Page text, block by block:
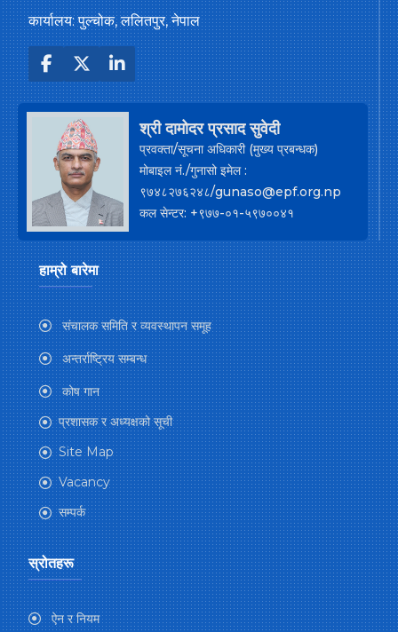
कार्यालय: पुल्चोक, ललितपुर, नेपाल
श्री दामोदर प्रसाद सुवेदी
प्रवक्ता/सूचना अधिकारी (मुख्य प्रबन्धक)
मोबाइल नं./गुनासो इमेल :
९७४८२७६२४८/gunaso@epf.org.np
कल सेन्टर: +९७७-०१-५९७००४१
हाम्रो बारेमा
संचालक समिति र व्यवस्थापन समूह
अन्तर्राष्ट्रिय सम्बन्ध
कोष गान
प्रशासक र अध्यक्षको सूची
Site Map
Vacancy
सम्पर्क
स्रोतहरू
ऐन र नियम